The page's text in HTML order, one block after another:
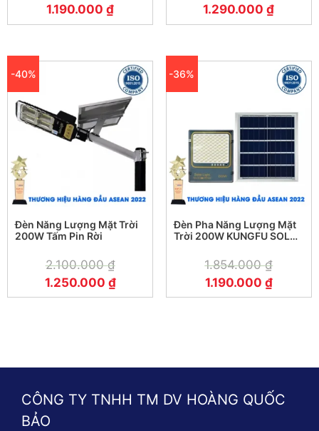
1.190.000₫
1.290.000₫
-40%
Đèn Năng Lượng Mặt Trời
200W Tấm Pin Rời
2.100.000₫
1.250.000 ₫
-36%
Đèn Pha Năng Lượng Mặt
Trời 200W KUNGFU SOLAR
1.854.000₫
1.190.000 ₫
CÔNG TY TNHH TM DV HOÀNG QUỐC
BẢO